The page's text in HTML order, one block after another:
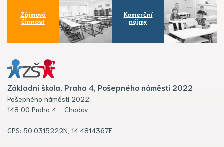
Zájmová
činnost
Komerční
nájmy
Základní škola, Praha 4, Pošepného náměstí 2022
Pošepného náměstí 2022,
148 00 Praha 4 – Chodov
GPS: 50.0315222N, 14.4814367E